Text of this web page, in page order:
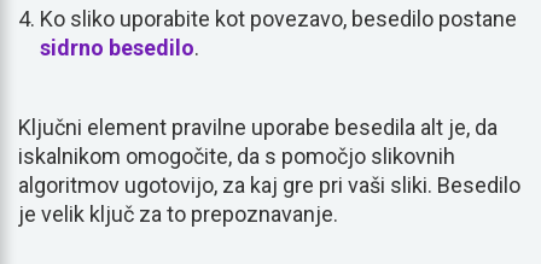
Ko sliko uporabite kot povezavo, besedilo postane
sidrno besedilo.
Ključni element pravilne uporabe besedila alt je, da
iskalnikom omogočite, da s pomočjo slikovnih
algoritmov ugotovijo, za kaj gre pri vaši sliki. Besedilo
je velik ključ za to prepoznavanje.